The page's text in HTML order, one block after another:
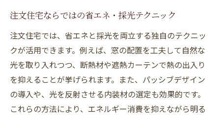
注文住宅ならではの省エネ・採光テクニック
注文住宅では、省エネと採光を両立する独自のテクニッ
クが活用できます。例えば、窓の配置を工夫して自然な
光を取り入れつつ、断熱材や遮熱カーテンで熱の出入り
を抑えることが挙げられます。また、パッシブデザイン
の導入や、光を反射させる内装材の選定も効果的です。
これらの方法により、エネルギー消費を抑えながら明る